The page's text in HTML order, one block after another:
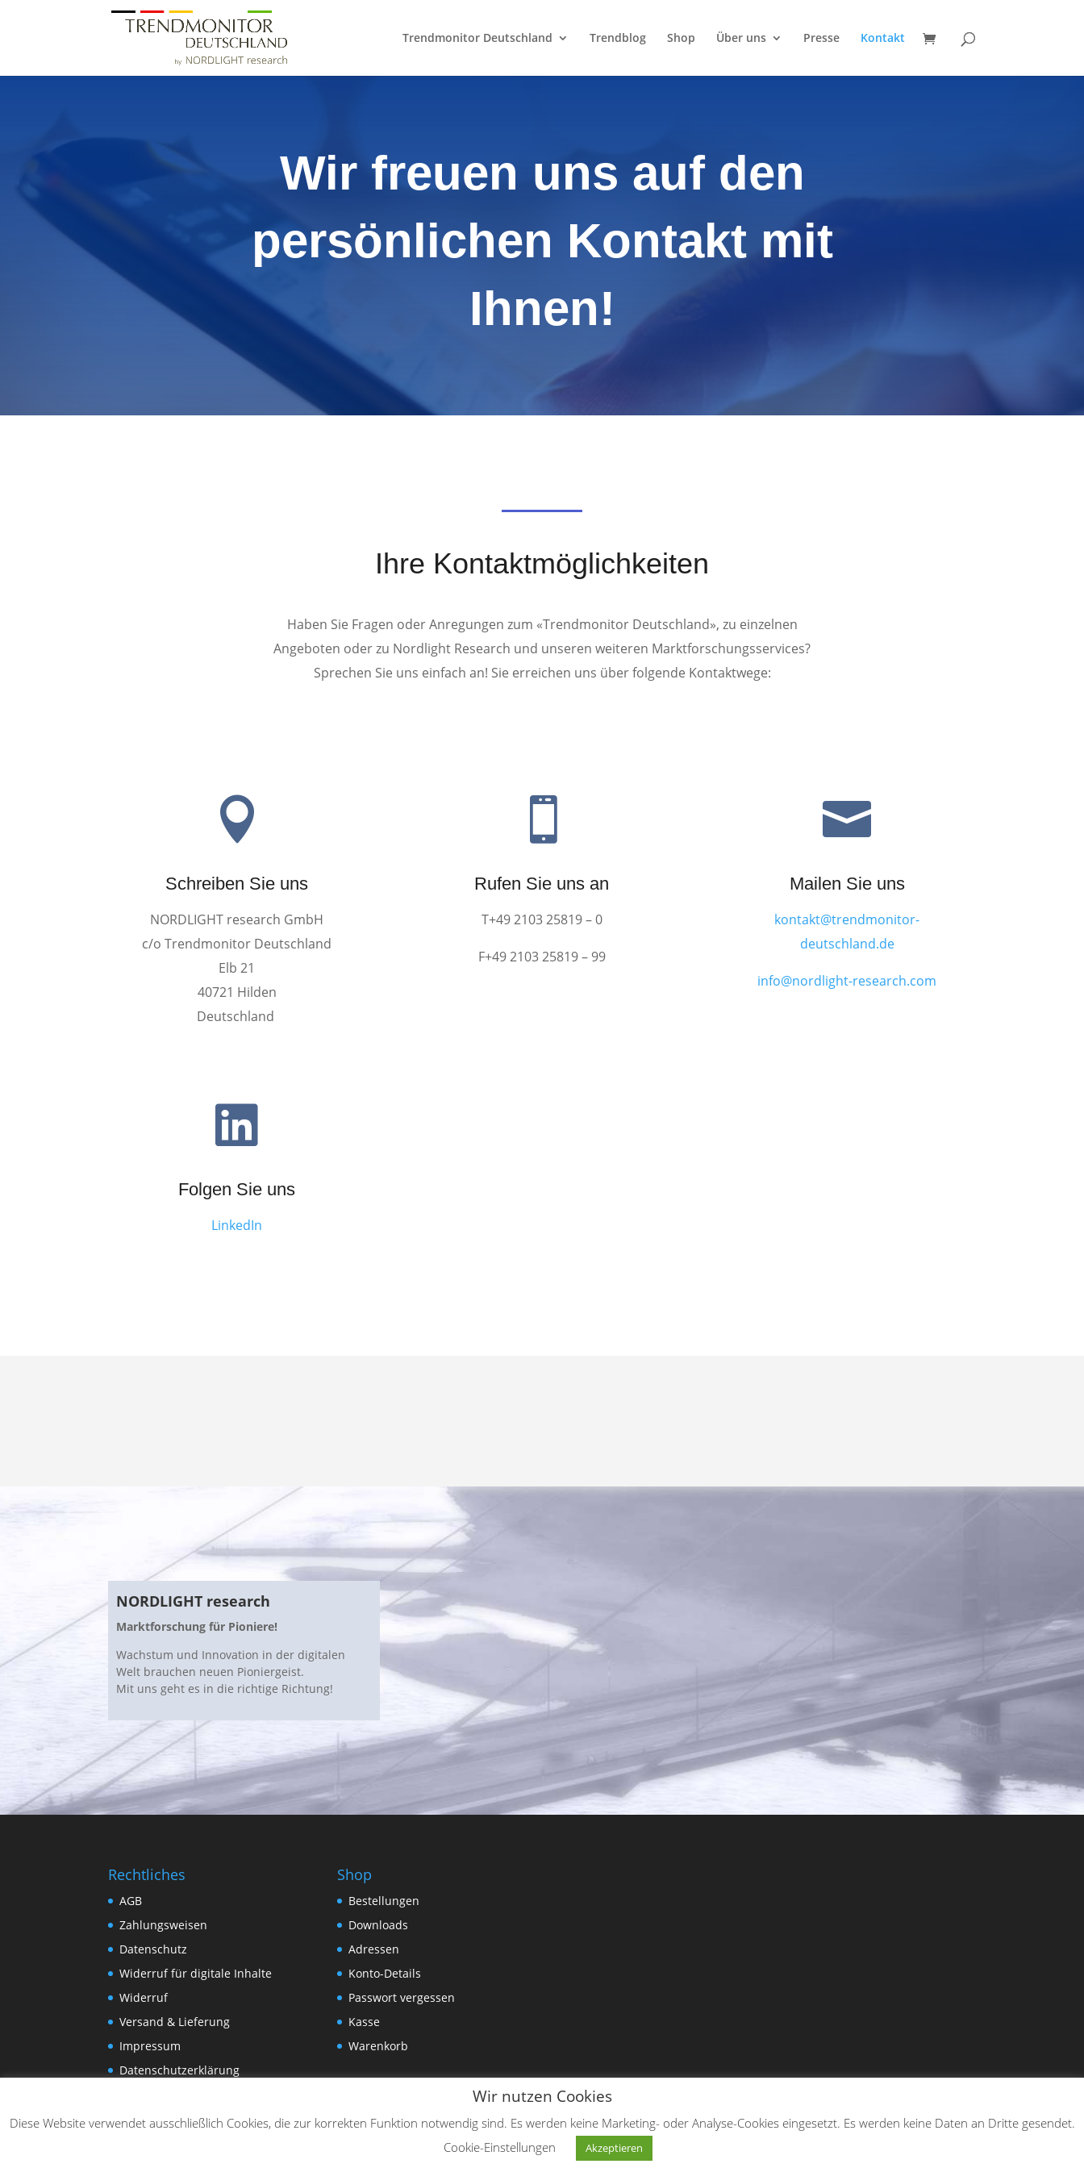
Trendmonitor Deutschland Trendblog Shop Über uns Presse Kontakt
Wir freuen uns auf den
persönlichen Kontakt mit
Ihnen!
Ihre Kontaktmöglichkeiten
Haben Sie Fragen oder Anregungen zum «Trendmonitor Deutschland», zu einzelnen
Angeboten oder zu Nordlight Research und unseren weiteren Marktforschungsservices?
Sprechen Sie uns einfach an! Sie erreichen uns über folgende Kontaktwege:

Schreiben Sie uns
NORDLIGHT research GmbH
c/o Trendmonitor Deutschland
Elb 21
40721 Hilden
Deutschland

Folgen Sie uns
LinkedIn

Rufen Sie uns an
T+49 2103 25819 – 0
F+49 2103 25819 – 99

Mailen Sie uns
kontakt@trendmonitor-
deutschland.de
info@nordlight-research.com
NORDLIGHT research
Marktforschung für Pioniere!
Wachstum und Innovation in der digitalen
Welt brauchen neuen Pioniergeist.
Mit uns geht es in die richtige Richtung!
Rechtliches
AGB
Zahlungsweisen
Datenschutz
Widerruf für digitale Inhalte
Widerruf
Versand & Lieferung
Impressum
Datenschutzerklärung
Shop
Bestellungen
Downloads
Adressen
Konto-Details
Passwort vergessen
Kasse
Warenkorb
Wir nutzen Cookies
Diese Website verwendet ausschließlich Cookies, die zur korrekten Funktion notwendig sind. Es werden keine Marketing- oder Analyse-Cookies eingesetzt. Es werden keine Daten an Dritte gesendet.
Cookie-Einstellungen
Akzeptieren